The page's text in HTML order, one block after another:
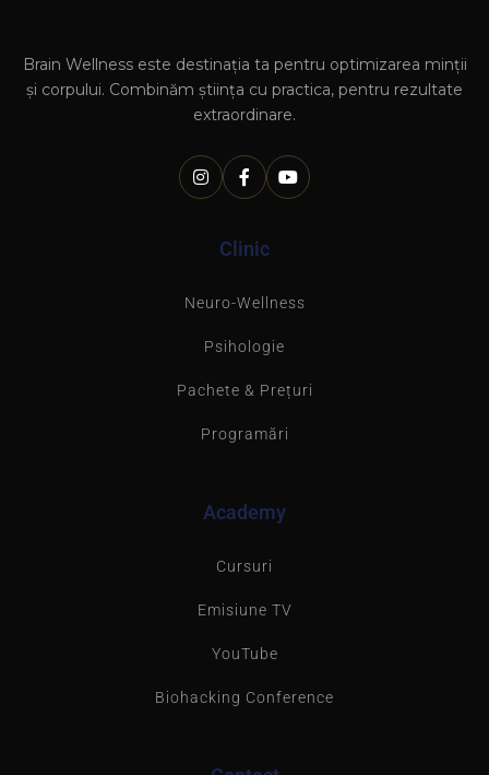
Brain Wellness este destinația ta pentru optimizarea minții
și corpului. Combinăm știința cu practica, pentru rezultate
extraordinare.
Clinic
Neuro-Wellness
Psihologie
Pachete & Prețuri
Programări
Academy
Cursuri
Emisiune TV
YouTube
Biohacking Conference